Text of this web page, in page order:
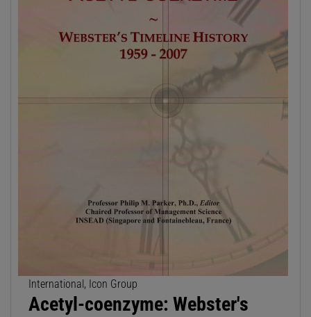
International, Icon Group
Acetyl-coenzyme: Webster's